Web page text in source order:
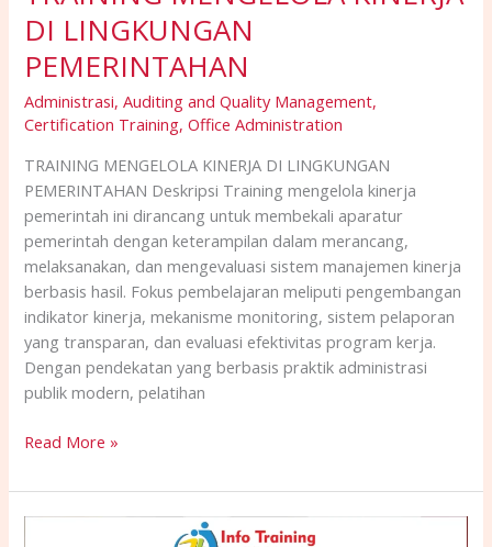
DI LINGKUNGAN
PEMERINTAHAN
Administrasi,Auditing and Quality Management,
Certification Training,Office Administration
TRAINING MENGELOLA KINERJA DI LINGKUNGAN
PEMERINTAHAN Deskripsi Training mengelola kinerja
pemerintah ini dirancang untuk membekali aparatur
pemerintah dengan keterampilan dalam merancang,
melaksanakan, dan mengevaluasi sistem manajemen kinerja
berbasis hasil. Fokus pembelajaran meliputi pengembangan
indikator kinerja, mekanisme monitoring, sistem pelaporan
yang transparan, dan evaluasi efektivitas program kerja.
Dengan pendekatan yang berbasis praktik administrasi
publik modern, pelatihan
Read More »